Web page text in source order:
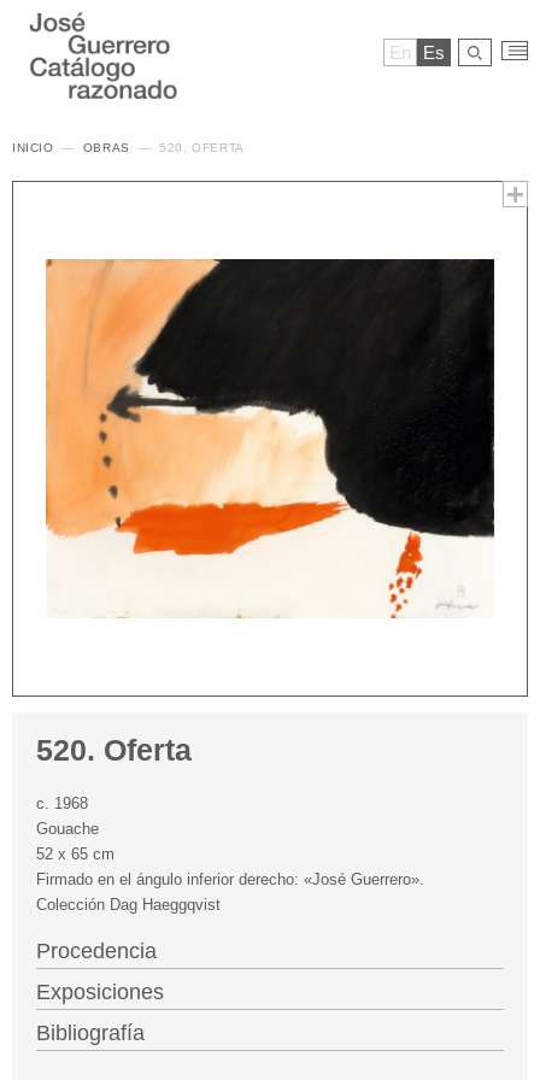
En Es
INICIO OBRAS 520. OFERTA
520. Oferta
c. 1968
Gouache
52 x 65 cm
Firmado en el ángulo inferior derecho: «José Guerrero».
Colección Dag Haeggqvist
Procedencia
Exposiciones
Bibliografía